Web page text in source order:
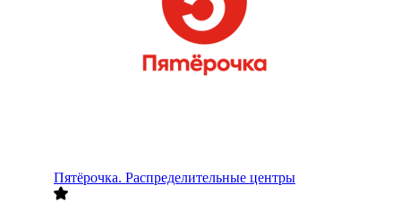
Пятёрочка. Распределительные центры